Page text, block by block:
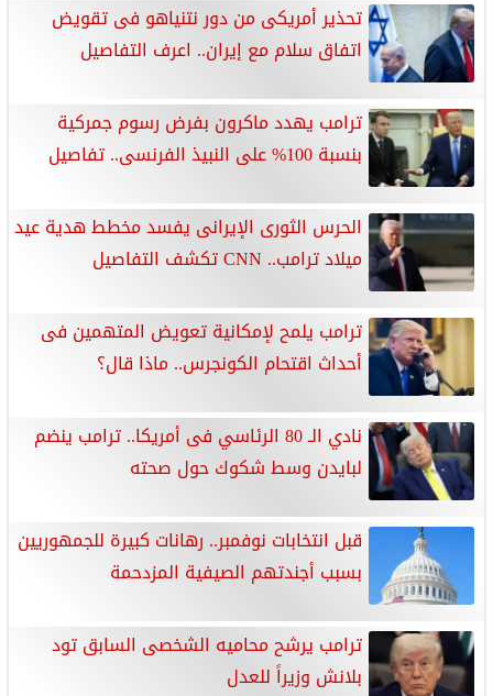
تحذير أمريكى من دور نتنياهو فى تقويض
اتفاق سلام مع إيران.. اعرف التفاصيل
ترامب يهدد ماكرون بفرض رسوم جمركية
بنسبة 100% على النبيذ الفرنسى.. تفاصيل
الحرس الثورى الإيرانى يفسد مخطط هدية عيد
ميلاد ترامب.. CNN تكشف التفاصيل
ترامب يلمح لإمكانية تعويض المتهمين فى
أحداث اقتحام الكونجرس.. ماذا قال؟
نادي الـ 80 الرئاسي فى أمريكا.. ترامب ينضم
لبايدن وسط شكوك حول صحته
قبل انتخابات نوفمبر.. رهانات كبيرة للجمهوريين
بسبب أجندتهم الصيفية المزدحمة
ترامب يرشح محاميه الشخصى السابق تود
بلانش وزيراً للعدل